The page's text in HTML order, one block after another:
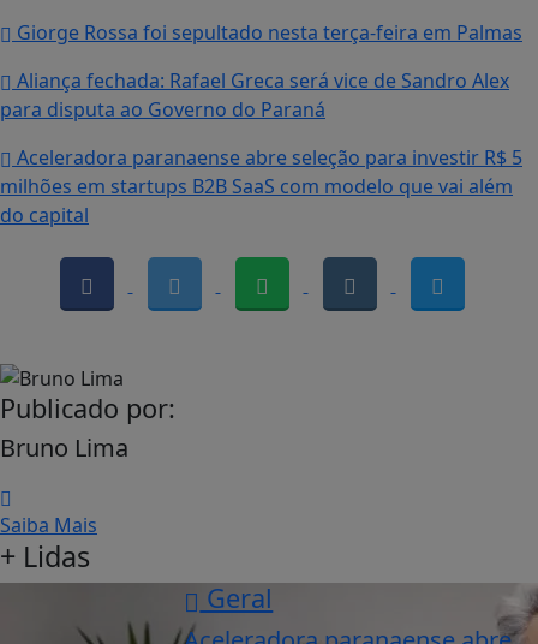
Giorge Rossa foi sepultado nesta terça-feira em Palmas
Aliança fechada: Rafael Greca será vice de Sandro Alex
para disputa ao Governo do Paraná
Aceleradora paranaense abre seleção para investir R$ 5
milhões em startups B2B SaaS com modelo que vai além
do capital
Publicado por:
Bruno Lima
Saiba Mais
+ Lidas
Geral